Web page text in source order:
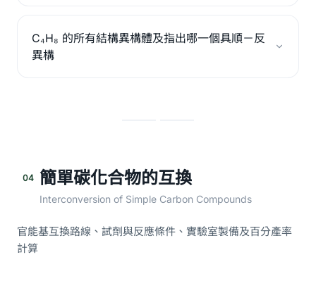
C₄H₈ 的所有結構異構體及指出哪一個具順－反
異構
04 簡單碳化合物的互換
Interconversion of Simple Carbon Compounds
官能基互換路線、試劑與反應條件、實驗室製備及百分產率
計算